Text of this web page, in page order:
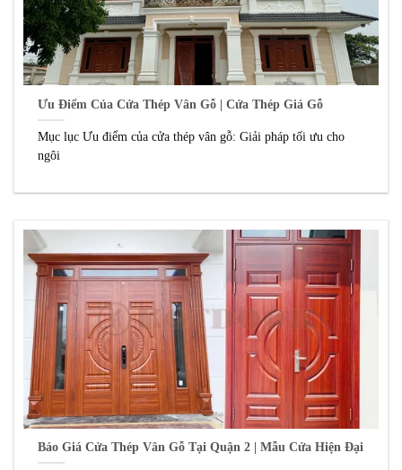
Ưu Điểm Của Cửa Thép Vân Gỗ | Cửa Thép Giả Gỗ
Mục lục Ưu điểm của cửa thép vân gỗ: Giải pháp tối ưu cho
ngôi
Báo Giá Cửa Thép Vân Gỗ Tại Quận 2 | Mẫu Cửa Hiện Đại